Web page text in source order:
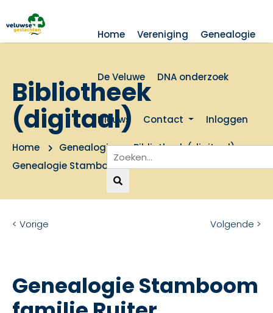
Home Vereniging Genealogie
De Veluwe DNA onderzoek
Nieuws Contact Inloggen
Bibliotheek
(digitaal)
Home Genealogie
Bibliotheek (digitaal)
Genealogie Stamboom familie Ruiter
< Vorige Volgende >
Genealogie Stamboom